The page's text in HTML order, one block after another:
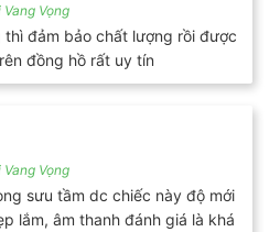
Vọng
đảm bảo chất lượng rồi được
đồng hồ rất uy tín
Vọng
sưu tầm dc chiếc này độ mới
lắm, âm thanh đánh giá là khá